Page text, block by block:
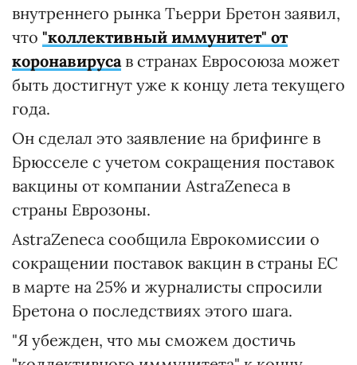
внутреннего рынка Тьерри Бретон заявил,
что "коллективный иммунитет" от
коронавируса в странах Евросоюза может
быть достигнут уже к концу лета текущего
года.
Он сделал это заявление на брифинге в
Брюсселе с учетом сокращения поставок
вакцины от компании AstraZeneca в
страны Еврозоны.
AstraZeneca сообщила Еврокомиссии о
сокращении поставок вакцин в страны ЕС
в марте на 25% и журналисты спросили
Бретона о последствиях этого шага.
"Я убежден, что мы сможем достичь